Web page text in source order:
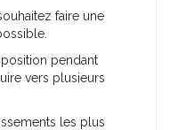
faire une
pendant
vers plusieurs
les plus